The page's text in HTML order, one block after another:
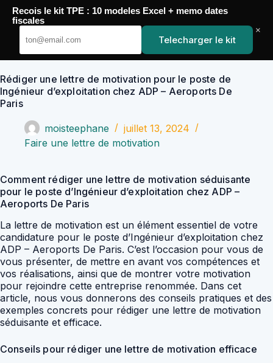
Passer
contenu
YoupiJobs
Rédiger une lettre de motivation pour le poste de
Ingénieur d’exploitation chez ADP – Aeroports De
Paris
moisteephane
juillet 13, 2024
Faire une lettre de motivation
Comment rédiger une lettre de motivation séduisante
pour le poste d’Ingénieur d’exploitation chez ADP –
Aeroports De Paris
La lettre de motivation est un élément essentiel de votre
candidature pour le poste d’Ingénieur d’exploitation chez
ADP – Aeroports De Paris. C’est l’occasion pour vous de
vous présenter, de mettre en avant vos compétences et
vos réalisations, ainsi que de montrer votre motivation
pour rejoindre cette entreprise renommée. Dans cet
article, nous vous donnerons des conseils pratiques et des
exemples concrets pour rédiger une lettre de motivation
séduisante et efficace.
Conseils pour rédiger une lettre de motivation efficace
Recois le kit TPE : 10 modeles Excel + memo dates
fiscales
Telecharger le kit
×